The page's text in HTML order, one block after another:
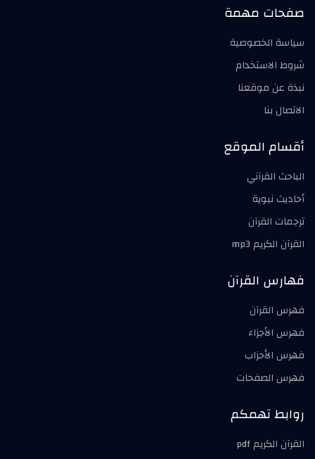
صفحات مهمة
سياسة الخصوصية
شروط الاستخدام
نبذة عن موقعنا
الاتصال بنا
أقسام الموقع
الباحث القرآني
أحاديث نبوية
ترجمات القرآن
القرآن الكريم mp3
فهارس القرآن
فهرس القرآن
فهرس الأجزاء
فهرس الأحزاب
فهرس الصفحات
روابط تهمكم
القرآن الكريم pdf